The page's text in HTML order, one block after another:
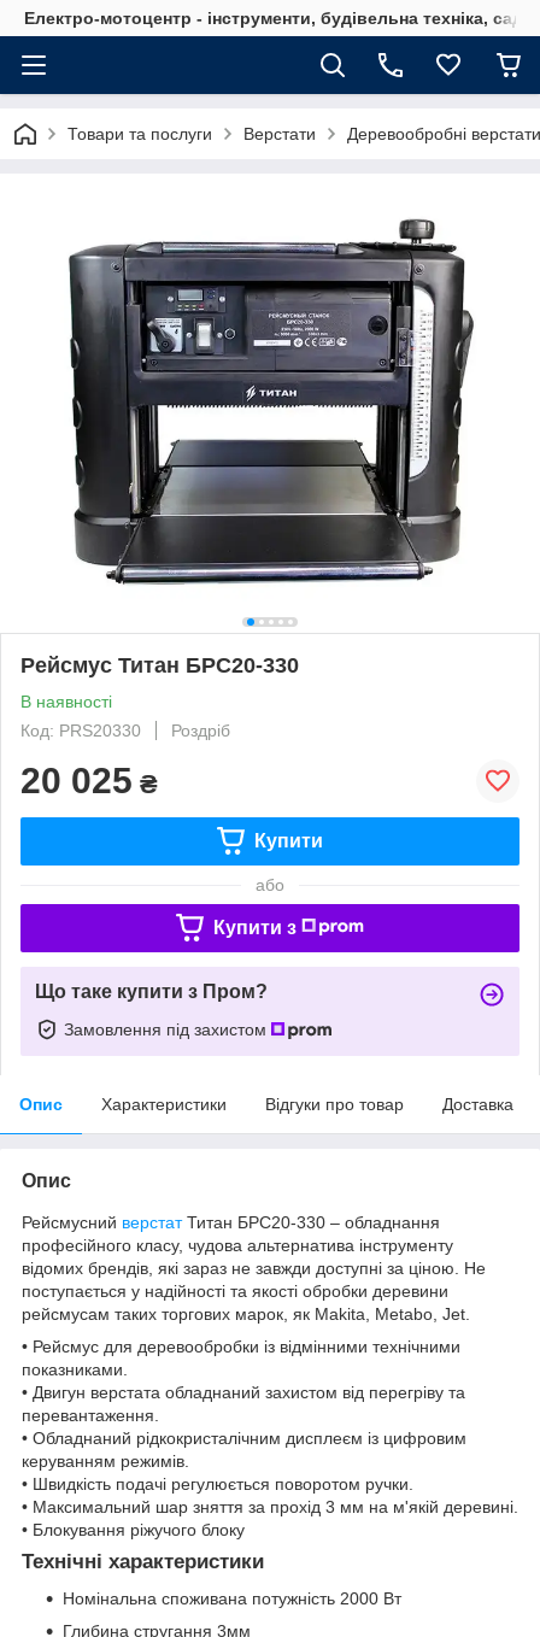
Електро-мотоцентр - інструменти, будівельна техніка,
Товари та послуги Верстати Деревообробні верстати
Рейсмус Титан БРС20-330
В наявності
Код: PRS20330
Роздріб
20 025 ₴
Купити
або
Купити з
Що таке купити з Пром?
Замовлення під захистом
Опис Характеристики Відгуки про товар Доставка
Опис
Рейсмусний верстатТитан БРС20-330 – обладнання
професійного класу, чудова альтернатива інструменту
відомих брендів, які зараз не завжди доступні за ціною. Не
поступається у надійності та якості обробки деревини
рейсмусам таких торгових марок, як Makita, Metabo, Jet.
• Рейсмус для деревообробки із відмінними технічними
показниками.
• Двигун верстата обладнаний захистом від перегріву та
перевантаження.
• Обладнаний рідкокристалічним дисплеєм із цифровим
керуванням режимів.
• Швидкість подачі регулюється поворотом ручки.
• Максимальний шар зняття за прохід 3 мм на м'якій деревині.
• Блокування ріжучого блоку
Технічні характеристики
Номінальна споживана потужність 2000 Вт
Глибина стругання 3мм